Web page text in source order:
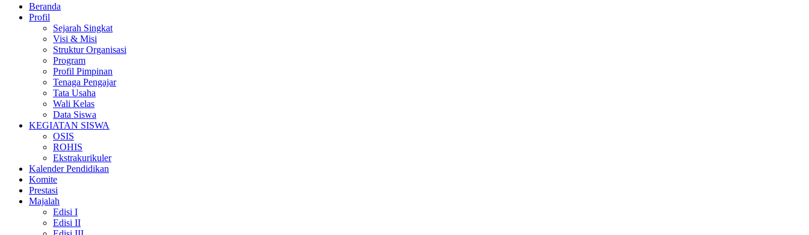
Beranda
Profil
Sejarah Singkat
Visi & Misi
Struktur Organisasi
Program
Profil Pimpinan
Tenaga Pengajar
Tata Usaha
Wali Kelas
Data Siswa
KEGIATAN SISWA
OSIS
ROHIS
Ekstrakurikuler
Kalender Pendidikan
Komite
Prestasi
Majalah
Edisi I
Edisi II